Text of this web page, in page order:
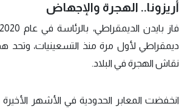
أريزونا.. الهجرة والإجهاض
ديمقراطي لأول مرة منذ التسعينيات، وتحد
نقاش الهجرة في البلاد.
انخفضت المعابر الحدودية في الأشهر